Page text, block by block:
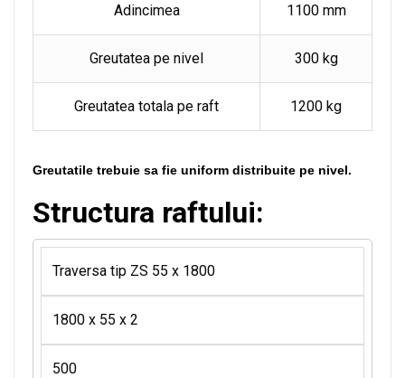
Adincimea 1100 mm
Greutatea pe nivel 300 kg
Greutatea totala pe raft 1200 kg
Greutatile trebuie sa fie uniform distribuite pe nivel.
Structura raftului:
Traversa tip ZS 55 x 1800
1800 x 55 x 2
500